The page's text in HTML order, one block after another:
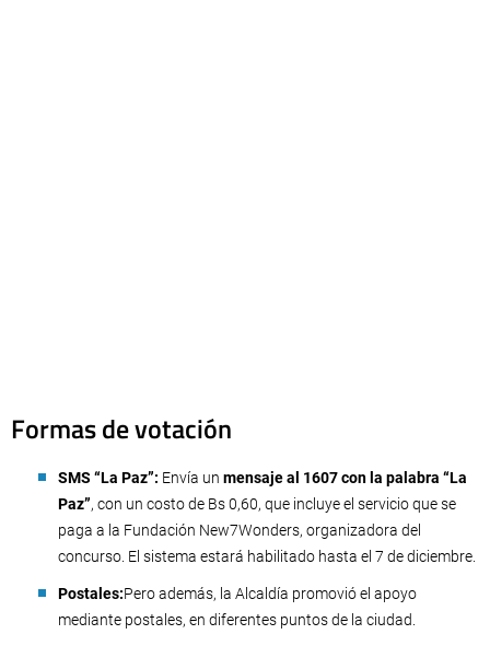
Formas de votación
SMS “La Paz”: Envía un mensaje al 1607 con la palabra “La
Paz”, con un costo de Bs 0,60, que incluye el servicio que se
paga a la Fundación New7Wonders, organizadora del
concurso. El sistema estará habilitado hasta el 7 de diciembre.
Postales:Pero además, la Alcaldía promovió el apoyo
mediante postales, en diferentes puntos de la ciudad.